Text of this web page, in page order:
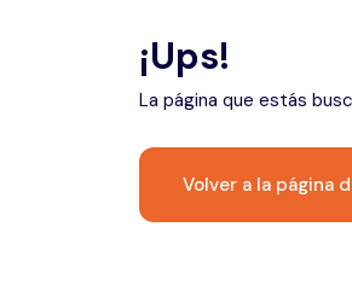
¡Ups!
La página que estás
Volver a la página